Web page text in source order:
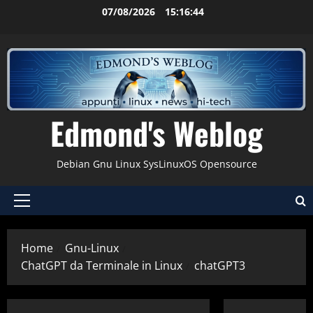
07/08/2026 15:16:44
Edmond's Weblog
Debian Gnu Linux SysLinuxOS Opensource
Menu
Home
Gnu-Linux
ChatGPT da Terminale in Linux
chatGPT3